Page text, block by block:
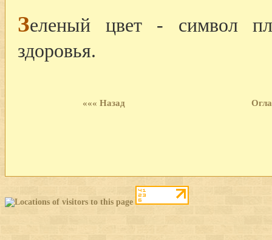
Зеленый цвет - символ
здоровья.
««« Назад